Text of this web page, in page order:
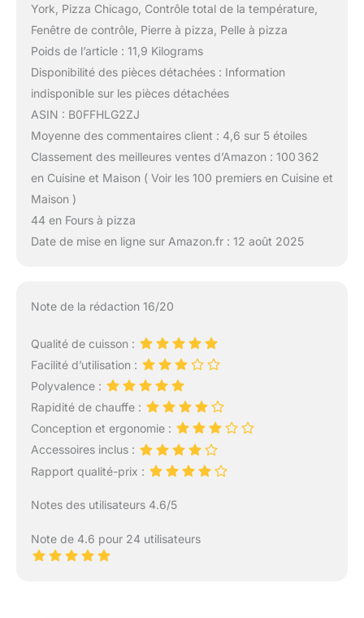
York, Pizza Chicago, Contrôle total de la température,
Fenêtre de contrôle, Pierre à pizza, Pelle à pizza
Poids de l’article : 11,9 Kilograms
Disponibilité des pièces détachées : Information
indisponible sur les pièces détachées
ASIN : B0FFHLG2ZJ
Moyenne des commentaires client : 4,6 sur 5 étoiles
Classement des meilleures ventes d’Amazon : 100 362
en Cuisine et Maison ( Voir les 100 premiers en Cuisine et
Maison )
44 en Fours à pizza
Date de mise en ligne sur Amazon.fr : 12 août 2025
Note de la rédaction 16/20
Qualité de cuisson :
Facilité d’utilisation :
Polyvalence :
Rapidité de chauffe :
Conception et ergonomie :
Accessoires inclus :
Rapport qualité-prix :
Notes des utilisateurs 4.6/5
Note de 4.6 pour 24 utilisateurs